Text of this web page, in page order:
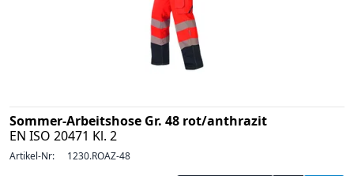
Sommer-Arbeitshose Gr. 48 rot/anthrazit
EN ISO 20471 Kl. 2
Artikel-Nr: 1230.ROAZ-48